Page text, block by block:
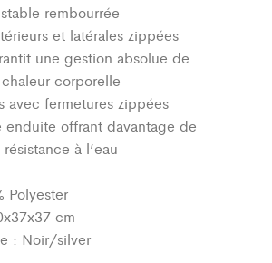
rembourrée
et latérales zippées
une gestion absolue de
corporelle
avec fermetures zippées
enduite offrant davantage de
à l’eau
Polyester
cm
: Noir/silver